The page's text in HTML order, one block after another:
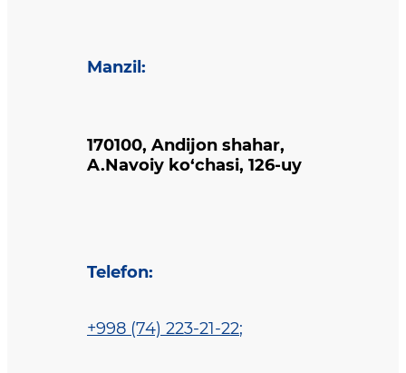
Manzil :
170100, Andijon shahar,
A.Navoiy ko‘chasi, 126-uy
Telefon:
+998 (74) 223-21-22;